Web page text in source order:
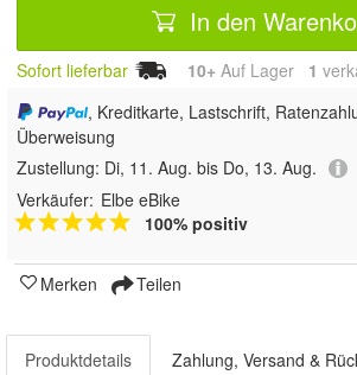
In den
Sofort lieferbar 10+ Auf Lager 1
, Kreditkarte, Lastschrift,
Überweisung
Zustellung: Di, 11. Aug. bis Do, 13. Aug.
Verkäufer: Elbe eBike
100% positiv
Merken Teilen
Produktdetails Zahlung, Versand &